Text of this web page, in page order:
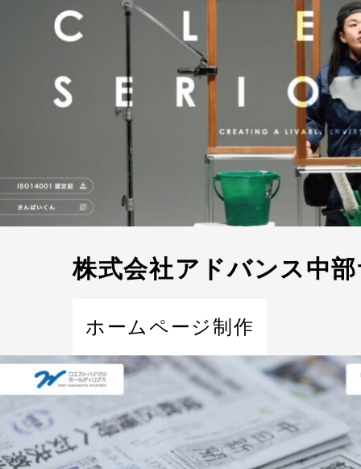
株式会社アドバンス中
ホームページ制作